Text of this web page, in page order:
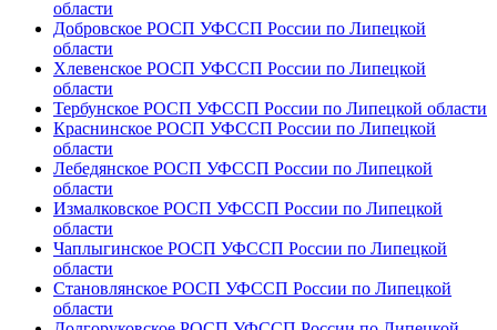
области
Добровское РОСП УФССП России по Липецкой
области
Хлевенское РОСП УФССП России по Липецкой
области
Тербунское РОСП УФССП России по Липецкой области
Краснинское РОСП УФССП России по Липецкой
области
Лебедянское РОСП УФССП России по Липецкой
области
Измалковское РОСП УФССП России по Липецкой
области
Чаплыгинское РОСП УФССП России по Липецкой
области
Становлянское РОСП УФССП России по Липецкой
области